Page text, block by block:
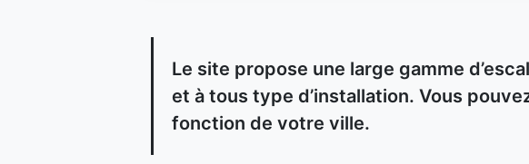
Le site propose une large gamme
et à tous type d’installation. Vous
fonction de votre ville.